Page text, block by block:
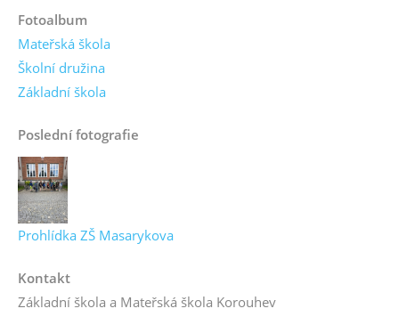
Fotoalbum
Mateřská škola
Školní družina
Základní škola
Poslední fotografie
Prohlídka ZŠ Masarykova
Kontakt
Základní škola a Mateřská škola Korouhev